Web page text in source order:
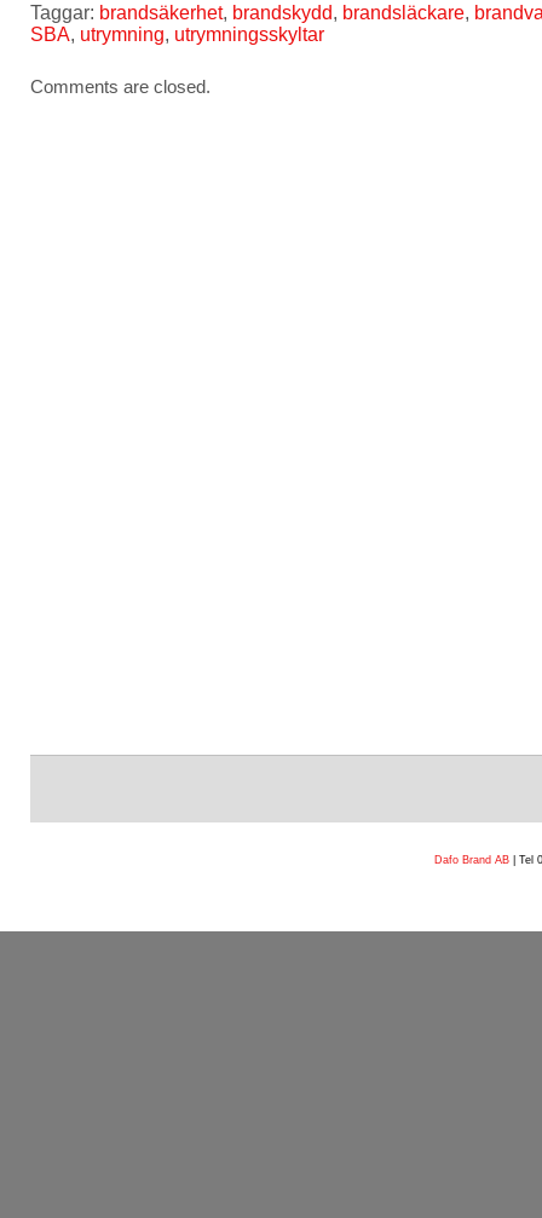
Taggar: brandsäkerhet, brandskydd, brandsläckare,
SBA, utrymning, utrymningsskyltar
Comments are closed.
Dafo Brand AB | Tel